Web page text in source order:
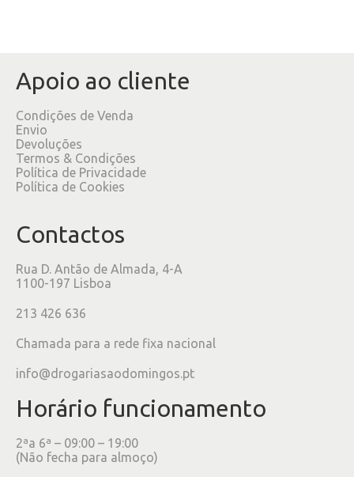
Apoio ao cliente
Condições de Venda
Envio
Devoluções
Termos & Condições
Política de Privacidade
Política de Cookies
Contactos
Rua D. Antão de Almada, 4-A
1100-197 Lisboa
213 426 636
Chamada para a rede fixa nacional
info@drogariasaodomingos.pt
Horário funcionamento
2ªa 6ª – 09:00 – 19:00
(Não fecha para almoço)